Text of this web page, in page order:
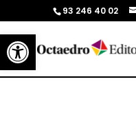
Abrir barra de herramientas
93 246 40 02